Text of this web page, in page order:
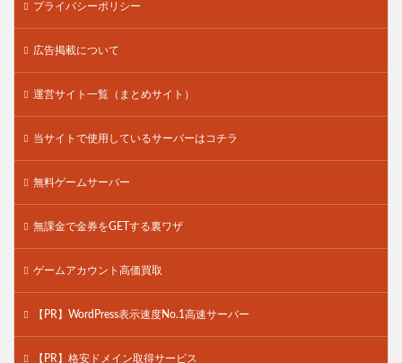
プライバシーポリシー
広告掲載について
運営サイト一覧（まとめサイト）
当サイトで使用しているサーバーはコチラ
無料ゲームサーバー
無課金で金券をGETする裏ワザ
ゲームアカウント高価買取
【PR】WordPress表示速度No.1高速サーバー
【PR】格安ドメイン取得サービス